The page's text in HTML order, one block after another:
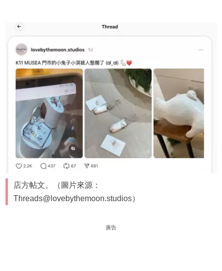
店方帖文。（圖片來源：
Threads@lovebythemoon.studios）
廣告